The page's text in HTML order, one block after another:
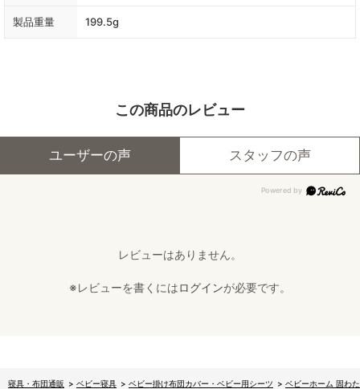
製品重量 199.5g
この商品のレビュー
ユーザーの声 スタッフの声
レビューはありません。
※レビューを書くにはログインが必要です。
寝具・布団通販 > ベビー寝具 > ベビー掛け布団カバー・ベビー用シーツ > ベビーホーム 固わ